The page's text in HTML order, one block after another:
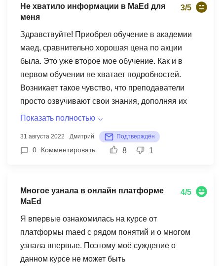
соображений конфеденциальности, не хватало
общем курс от MaEd отличный, аналитика мне
очень понравилась!
Не хватило информации в MaEd для
меня
3/5
Здравствуйте! Приобрел обучение в академии
маед, сравнительно хорошая цена по акции
была. Это уже второе мое обучение. Как и в
первом обучении не хватает подробностей.
Возникает такое чувство, что преподаватели
просто озвучивают свои знания, дополняя их
презентациями. Где взять информацию, как
этому не обучают и не рассказывают. Некоторые
преподаватели ссылаясь на ссылки не
Некоторые просто не дают ссылок, где можно
Приходится доходить самому (для меня это
совсем новое направление). Домашние задания
не решают проблему. Хотелось бы более
подробных данных на уроках. Формат вебинары
Показать полностью
31 августа 2022 Дмитрий Подтверждён
0 Комментировать 8 1
Многое узнала в онлайн платформе
MaEd
4/5
Я впервые ознакомилась на курсе от
платформы maed с рядом понятий и о многом
узнала впервые. Поэтому моё суждение о
данном курсе не может быть